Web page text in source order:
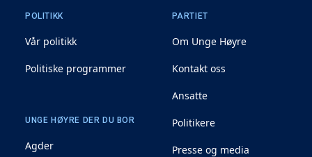
POLITIKK
Vår politikk
Politiske programmer
PARTIET
Om Unge Høyre
Kontakt oss
Ansatte
Politikere
Presse og media
UNGE HØYRE DER DU BOR
Agder